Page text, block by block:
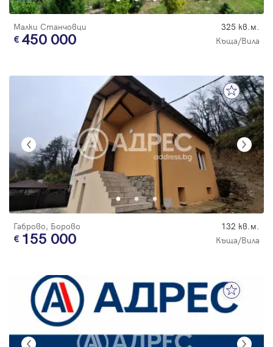
Малки Станчовци 325 кв.м.
450 000 Къща/Вила
Габрово, Борово 132 кв.м.
155 000 Къща/Вила